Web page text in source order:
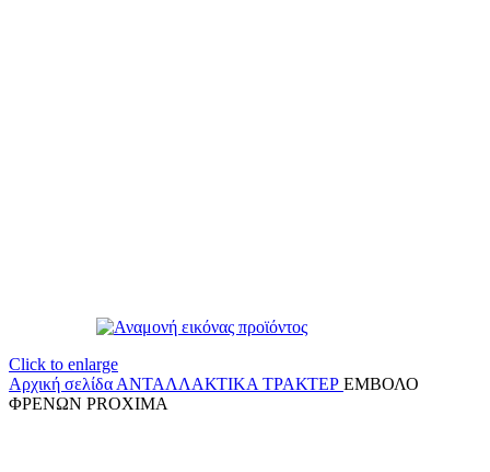
Click to enlarge
Αρχική σελίδα ΑΝΤΑΛΛΑΚΤΙΚΑ ΤΡΑΚΤΕΡ ΕΜΒΟΛΟ
ΦΡΕΝΩΝ PROXIMA